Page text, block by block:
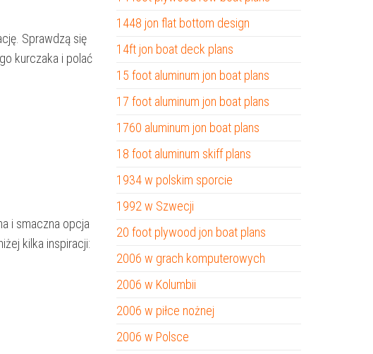
Sprawdzą się
kurczaka i polać
i smaczna opcja
kilka inspiracji:
1448 jon flat bottom design
14ft jon boat deck plans
15 foot aluminum jon boat plans
17 foot aluminum jon boat plans
1760 aluminum jon boat plans
18 foot aluminum skiff plans
1934 w polskim sporcie
1992 w Szwecji
20 foot plywood jon boat plans
2006 w grach komputerowych
2006 w Kolumbii
2006 w piłce nożnej
2006 w Polsce